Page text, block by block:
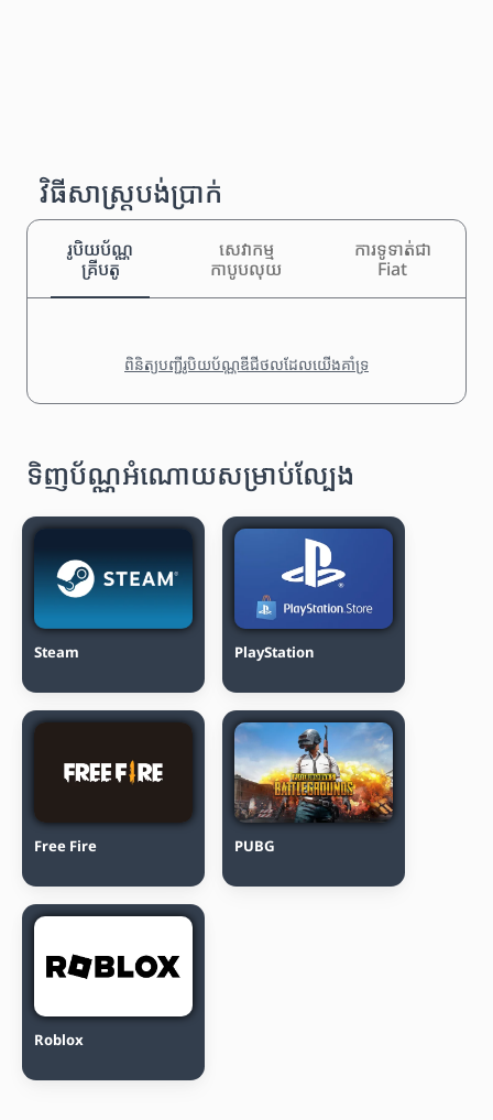
វិធីសាស្រ្តបង់ប្រាក់
រូបិយប័ណ្ណ
គ្រីបតូ
សេវាកម្ម
កាបូបលុយ
ការទូទាត់ជា
Fiat
ពិនិត្យបញ្ជីរូបិយប័ណ្ណឌីជីថលដែលយើងគាំទ្រ
ទិញប័ណ្ណអំណោយសម្រាប់ល្បែង
Steam PlayStation
Free Fire PUBG
Roblox